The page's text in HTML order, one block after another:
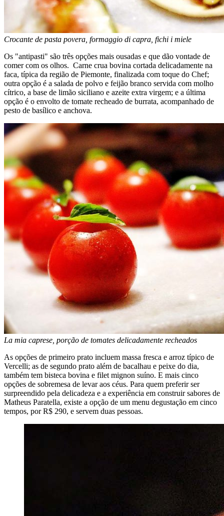
Crocante de pasta povera, formaggio di capra, fichi i miele
Os "antipasti" são três opções mais ousadas e que dão vontade de
comer com os olhos. Carne crua bovina cortada delicadamente na
faca, típica da região de Piemonte, finalizada com toque do Chef;
outra opção é a salada de polvo e feijão branco servida com molho
cítrico, a base de limão siciliano e azeite extra virgem; e a última
opção é o envolto de tomate recheado de burrata, acompanhado de
pesto de basílico e anchova.
La mia caprese, porção de tomates delicadamente recheados
As opções de primeiro prato incluem massa fresca e arroz típico de
Vercelli; as de segundo prato além de bacalhau e peixe do dia,
também tem bisteca bovina e filet mignon suíno. E mais cinco
opções de sobremesa de levar aos céus. Para quem preferir ser
surpreendido pela delicadeza e a experiência em construir sabores de
Matheus Paratella, existe a opção de um menu degustação em cinco
tempos, por R$ 290, e servem duas pessoas.